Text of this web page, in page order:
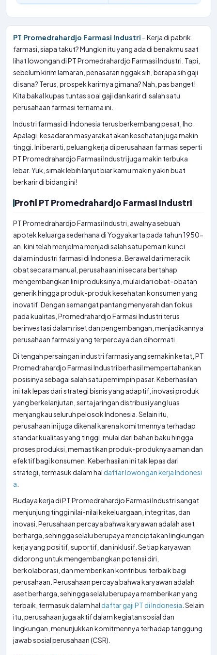
PT Promedrahardjo Farmasi Industri – Kerja di pabrik
farmasi, siapa takut? Mungkin itu yang ada di benakmu saat
lihat lowongan di PT Promedrahardjo Farmasi Industri. Tapi,
sebelum kirim lamaran, penasaran nggak sih, berapa sih gaji
di sana? Terus, prospek karirnya gimana? Nah, pas banget!
Kita bakal kupas tuntas soal gaji dan karir di salah satu
perusahaan farmasi ternama ini.
Industri farmasi di Indonesia terus berkembang pesat, lho.
Apalagi, kesadaran masyarakat akan kesehatan juga makin
tinggi. Ini berarti, peluang kerja di perusahaan farmasi seperti
PT Promedrahardjo Farmasi Industri juga makin terbuka
lebar. Yuk, simak lebih lanjut biar kamu makin yakin buat
berkarir di bidang ini!
Profil PT Promedrahardjo Farmasi Industri
PT Promedrahardjo Farmasi Industri, awalnya sebuah
apotek keluarga sederhana di Yogyakarta pada tahun 1950-
an, kini telah menjelma menjadi salah satu pemain kunci
dalam industri farmasi di Indonesia. Berawal dari meracik
obat secara manual, perusahaan ini secara bertahap
mengembangkan lini produksinya, mulai dari obat-obatan
generik hingga produk-produk kesehatan konsumen yang
inovatif. Dengan semangat pantang menyerah dan fokus
pada kualitas, Promedrahardjo Farmasi Industri terus
berinvestasi dalam riset dan pengembangan, menjadikannya
perusahaan farmasi yang terpercaya dan dihormati.
Di tengah persaingan industri farmasi yang semakin ketat, PT
Promedrahardjo Farmasi Industri berhasil mempertahankan
posisinya sebagai salah satu pemimpin pasar. Keberhasilan
ini tak lepas dari strategi bisnis yang adaptif, inovasi produk
yang berkelanjutan, serta jaringan distribusi yang luas
menjangkau seluruh pelosok Indonesia. Selain itu,
perusahaan ini juga dikenal karena komitmennya terhadap
standar kualitas yang tinggi, mulai dari bahan baku hingga
proses produksi, memastikan produk-produknya aman dan
efektif bagi konsumen. Keberhasilan ini tak lepas dari
strategi, termasuk dalam hal daftar lowongan kerja Indonesi
a
Budaya kerja di PT Promedrahardjo Farmasi Industri sangat
menjunjung tinggi nilai-nilai kekeluargaan, integritas, dan
inovasi. Perusahaan percaya bahwa karyawan adalah aset
berharga, sehingga selalu berupaya menciptakan lingkungan
kerja yang positif, suportif, dan inklusif. Setiap karyawan
didorong untuk mengembangkan potensi diri,
berkolaborasi, dan memberikan kontribusi terbaik bagi
perusahaan. Perusahaan percaya bahwa karyawan adalah
aset berharga, sehingga selalu berupaya memberikan yang
terbaik, termasuk dalam hal daftar gaji PT di Indonesia . Selain
itu, perusahaan juga aktif dalam kegiatan sosial dan
lingkungan, menunjukkan komitmennya terhadap tanggung
jawab sosial perusahaan (CSR).